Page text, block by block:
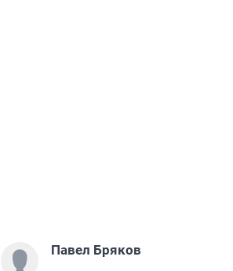
Павел Бряков